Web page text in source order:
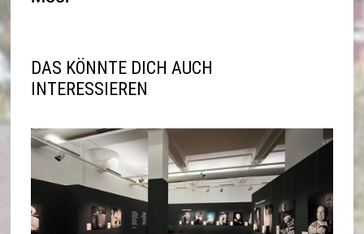
DAS KÖNNTE DICH AUCH
INTERESSIEREN